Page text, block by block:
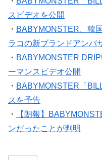
スビデオを公開
・BABYMONSTER、韓
ラコの新ブランドアンバ
・BABYMONSTER DRIP
ーマンスビデオ公開
・BABYMONSTER「
スを予告
・【朗報】
ンだったことが判明
0